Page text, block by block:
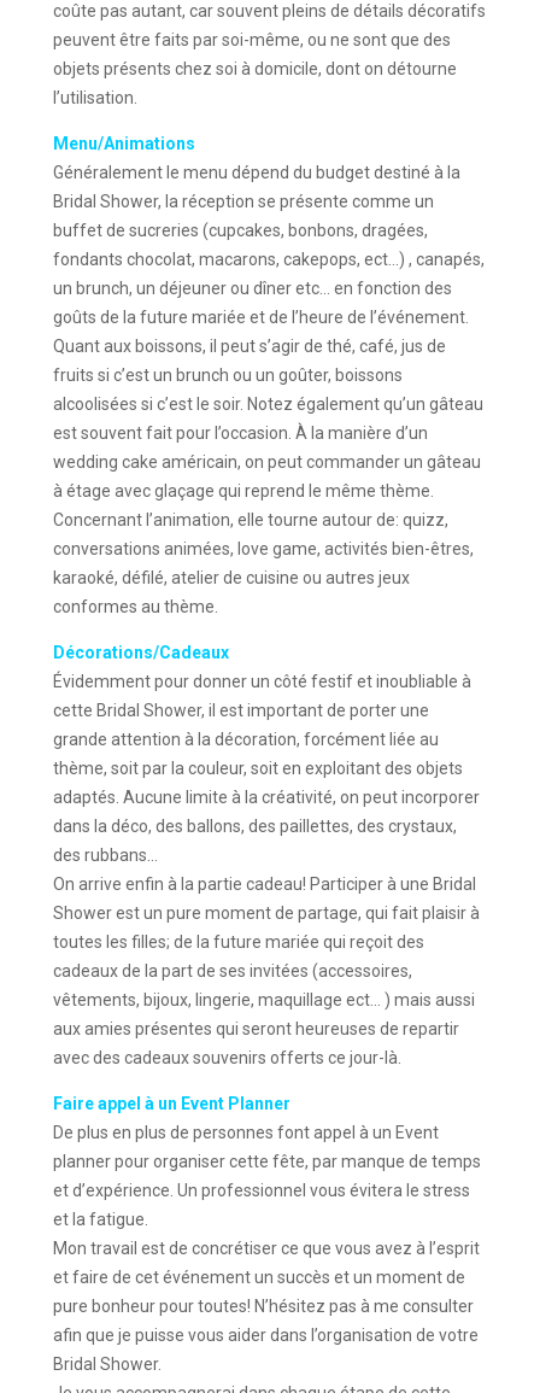
coûte pas autant, car souvent pleins de détails décoratifs
peuvent être faits par soi-même, ou ne sont que des
objets présents chez soi à domicile, dont on détourne
l’utilisation.
Menu/Animations
Généralement le menu dépend du budget destiné à la
Bridal Shower, la réception se présente comme un
buffet de sucreries (cupcakes, bonbons, dragées,
fondants chocolat, macarons, cakepops, ect…) , canapés,
un brunch, un déjeuner ou dîner etc… en fonction des
goûts de la future mariée et de l’heure de l’événement.
Quant aux boissons, il peut s’agir de thé, café, jus de
fruits si c’est un brunch ou un goûter, boissons
alcoolisées si c’est le soir. Notez également qu’un gâteau
est souvent fait pour l’occasion. À la manière d’un
wedding cake américain, on peut commander un gâteau
à étage avec glaçage qui reprend le même thème.
Concernant l’animation, elle tourne autour de: quizz,
conversations animées, love game, activités bien-êtres,
karaoké, défilé, atelier de cuisine ou autres jeux
conformes au thème.
Décorations/Cadeaux
Évidemment pour donner un côté festif et inoubliable à
cette Bridal Shower, il est important de porter une
grande attention à la décoration, forcément liée au
thème, soit par la couleur, soit en exploitant des objets
adaptés. Aucune limite à la créativité, on peut incorporer
dans la déco, des ballons, des paillettes, des crystaux,
des rubbans…
On arrive enfin à la partie cadeau! Participer à une Bridal
Shower est un pure moment de partage, qui fait plaisir à
toutes les filles; de la future mariée qui reçoit des
cadeaux de la part de ses invitées (accessoires,
vêtements, bijoux, lingerie, maquillage ect… ) mais aussi
aux amies présentes qui seront heureuses de repartir
avec des cadeaux souvenirs offerts ce jour-là.
Faire appel à un Event Planner
De plus en plus de personnes font appel à un Event
planner pour organiser cette fête, par manque de temps
et d’expérience. Un professionnel vous évitera le stress
et la fatigue.
Mon travail est de concrétiser ce que vous avez à l’esprit
et faire de cet événement un succès et un moment de
pure bonheur pour toutes! N’hésitez pas à me consulter
afin que je puisse vous aider dans l’organisation de votre
Bridal Shower.